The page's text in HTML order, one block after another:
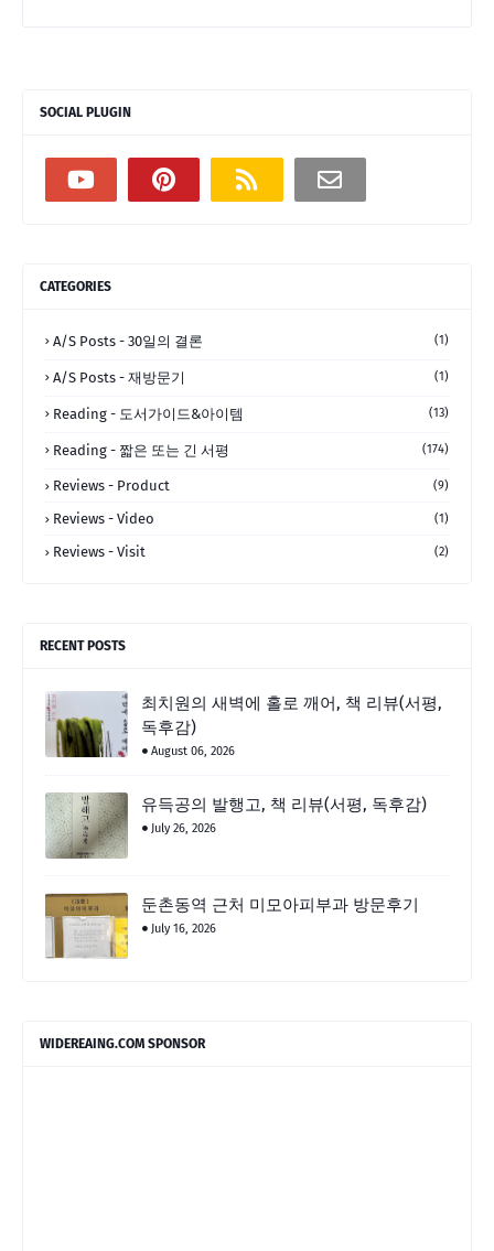
SOCIAL PLUGIN
CATEGORIES
A/S Posts - 30일의 결론 (1)
A/S Posts - 재방문기 (1)
Reading - 도서가이드&아이템 (13)
Reading - 짧은 또는 긴 서평 (174)
Reviews - Product (9)
Reviews - Video (1)
Reviews - Visit (2)
RECENT POSTS
최치원의 새벽에 홀로 깨어, 책 리뷰(서평,
독후감)
August 06, 2026
유득공의 발행고, 책 리뷰(서평, 독후감)
July 26, 2026
둔촌동역 근처 미모아피부과 방문후기
July 16, 2026
WIDEREAING.COM SPONSOR